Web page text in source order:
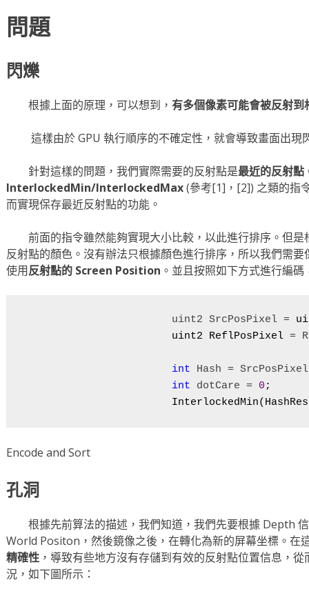
問題
閃爍
根據上面的原理，可以想到， 有多個像素可能會被反射到
這樣由於 GPU 執行順序的不確定性，就會導致畫面出現
針對這樣的問題，我們實際需要的反射點是最近的反射點
InterlockedMin/InterlockedMax(參考[1]，[2]) 之類的指
而實現保存最近反射點的功能。
前面的指令雖然能夠實現大小比較，以此進行排序。但是
反射點的顏色。沒有辦法只根據顏色進行排序，所以我們需
使用反射點的 Screen Position 。並且按照如下方式進行編
                        uint2 SrcPosPixel =
                        uint2 ReflPosPixel
=
int Hash =
int dotCare = 0 ;
Encode and Sort
孔洞
根據先前算法的描述，我們知道，我們先要根據 Depth
World Positon，然後鏡像之後，在轉化為新的屏幕坐標。在
精確性，導致有些地方沒有存儲到有效的反射點位置信息，
況，如下圖所示：